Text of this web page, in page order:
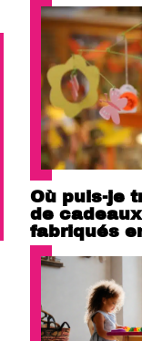
Où puis-je
de
fabriqués